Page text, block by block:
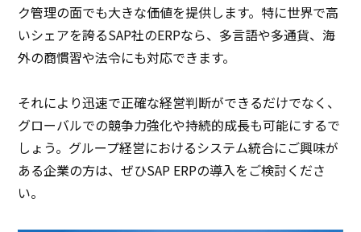
ク管理の面でも大きな価値を提供します。特に世界で高
いシェアを誇るSAP社のERPなら、多言語や多通貨、海
外の商慣習や法令にも対応できます。
それにより迅速で正確な経営判断ができるだけでなく、
グローバルでの競争力強化や持続的成長も可能にするで
しょう。グループ経営におけるシステム統合にご興味が
ある企業の方は、ぜひSAP ERPの導入をご検討くださ
い。